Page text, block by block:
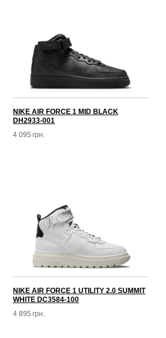
NIKE AIR FORCE 1 MID BLACK
DH2933-001
4 095 грн.
NIKE AIR FORCE 1 UTILITY 2.0 SUMMIT
WHITE DC3584-100
4 895 грн.